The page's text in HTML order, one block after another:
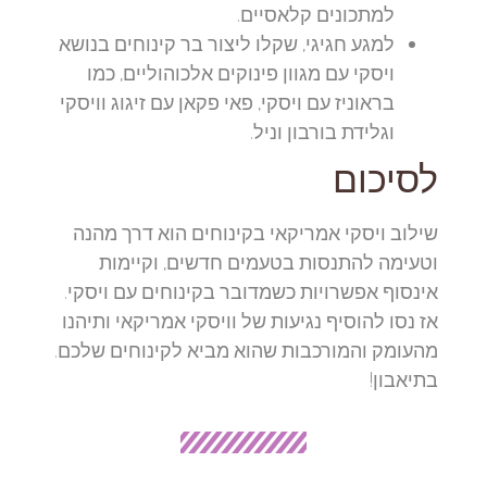
למתכונים קלאסיים.
למגע חגיגי, שקלו ליצור בר קינוחים בנושא
ויסקי עם מגוון פינוקים אלכוהוליים, כמו
בראוניז עם ויסקי, פאי פקאן עם זיגוג וויסקי
וגלידת בורבון וניל.
לסיכום
שילוב ויסקי אמריקאי בקינוחים הוא דרך מהנה
וטעימה להתנסות בטעמים חדשים, וקיימות
אינסוף אפשרויות כשמדובר בקינוחים עם ויסקי.
אז נסו להוסיף נגיעות של וויסקי אמריקאי ותיהנו
מהעומק והמורכבות שהוא מביא לקינוחים שלכם.
בתיאבון!